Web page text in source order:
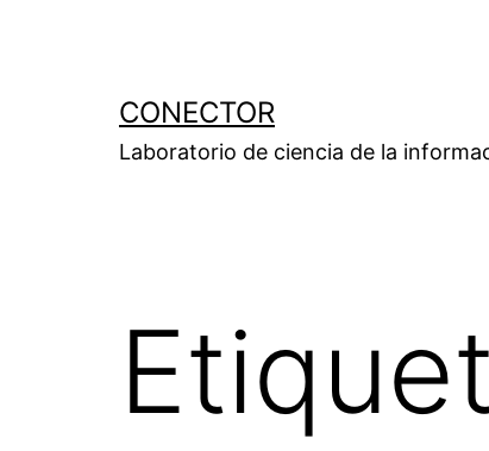
CONECTOR
Laboratorio de ciencia de la